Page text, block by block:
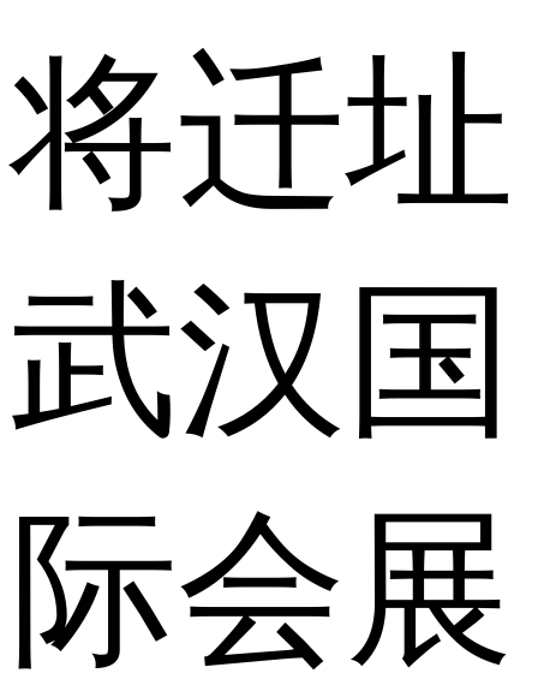
将迁址
武汉国
际会展